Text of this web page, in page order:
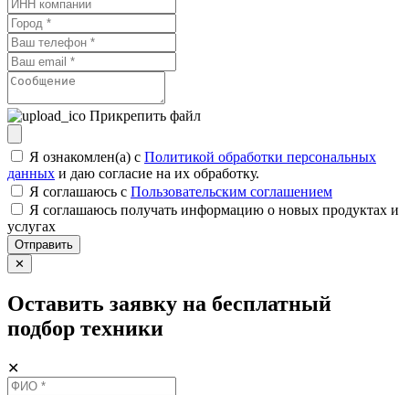
Прикрепить файл
Я ознакомлен(а) с Политикой обработки персональных
данных и даю согласие на их обработку.
Я соглашаюсь c Пользовательским соглашением
Я соглашаюсь получать информацию о новых продуктах и
услугах
Отправить
✕
Оставить заявку на бесплатный
подбор техники
✕